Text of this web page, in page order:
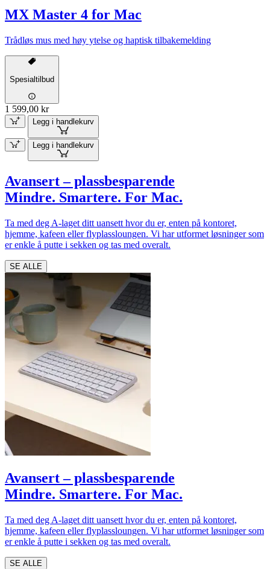
MX Master 4 for Mac
Trådløs mus med høy ytelse og haptisk tilbakemelding
Spesialtilbud
1 599,00 kr
Legg i handlekurv
Legg i handlekurv
Avansert – plassbesparende
Mindre. Smartere. For Mac.
Ta med deg A-laget ditt uansett hvor du er, enten på kontoret,
hjemme, kafeen eller flyplassloungen. Vi har utformet løsninger som
er enkle å putte i sekken og tas med overalt.
SE ALLE
Avansert – plassbesparende
Mindre. Smartere. For Mac.
Ta med deg A-laget ditt uansett hvor du er, enten på kontoret,
hjemme, kafeen eller flyplassloungen. Vi har utformet løsninger som
er enkle å putte i sekken og tas med overalt.
SE ALLE